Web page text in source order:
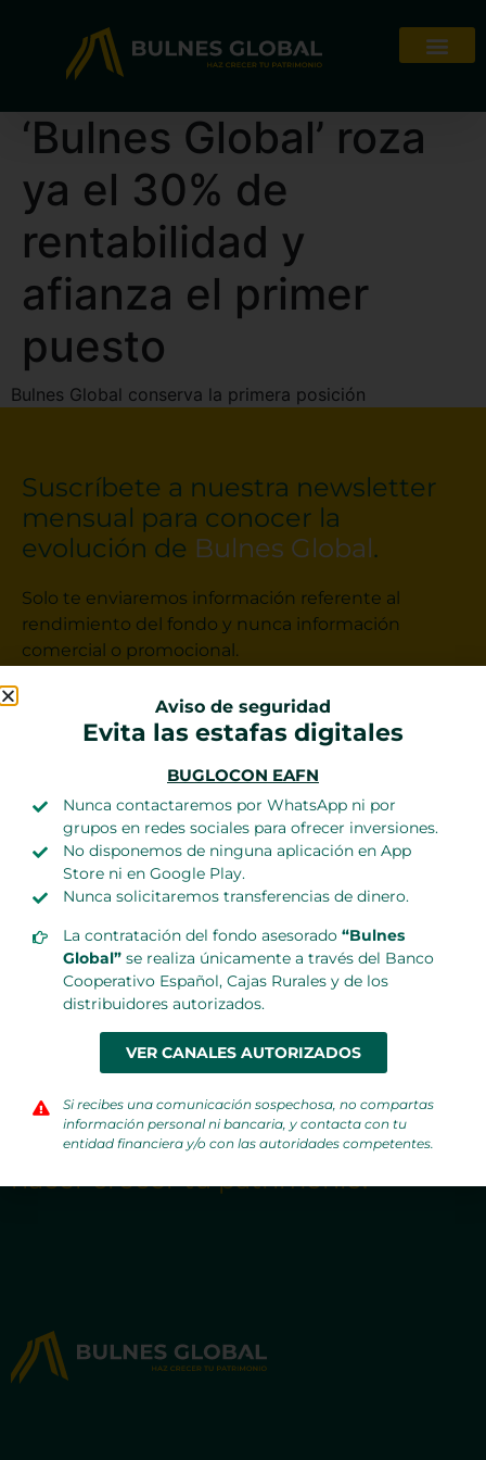
‘Bulnes Global’ roza
ya el 30% de
rentabilidad y
afianza el primer
puesto
Bulnes Global conserva la primera posición
Suscríbete a nuestra newsletter
mensual para conocer la
evolución de Bulnes Global.
Solo te enviaremos información referente al
rendimiento del fondo y nunca información
comercial o promocional.
Política de privacidad
Invierte en negocios de calidad
para
hacer crecer tu patrimonio.
Aviso de seguridad
Evita las estafas digitales
BUGLOCON EAFN
Nunca contactaremos por WhatsApp ni por
grupos en redes sociales para ofrecer inversiones.
No disponemos de ninguna aplicación en App
Store ni en Google Play.
Nunca solicitaremos transferencias de dinero.
La contratación del fondo asesorado “Bulnes
Global”se realiza únicamente a través del Banco
Cooperativo Español, Cajas Rurales y de los
distribuidores autorizados.
VER CANALES AUTORIZADOS
Si recibes una comunicación sospechosa, no compartas
información personal ni bancaria, y contacta con tu
entidad financiera y/o con las autoridades competentes.